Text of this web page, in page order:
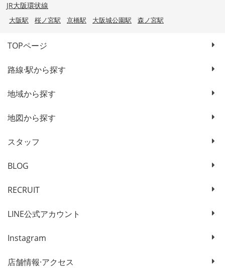
JR大阪環状線
大阪駅 桜ノ宮駅 京橋駅 大阪城公園駅 森ノ宮駅
TOPページ
路線·駅から探す
地域から探す
地図から探す
スタッフ
BLOG
RECRUIT
LINE公式アカウント
Instagram
店舗情報·アクセス